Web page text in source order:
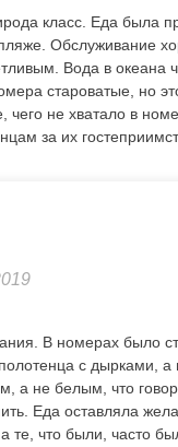
класс. Еда была
Обслуживание
Вода в океана
староватые, но
чего не хватало в
за их
В номерах было
с дырками, а
а не белым, что
Еда оставляла
те, что были, часто